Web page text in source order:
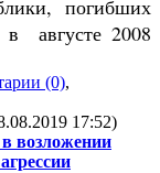
погибших
в августе 2008
(0),
17:52)
возложении